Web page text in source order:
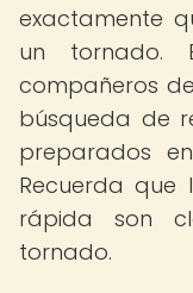
exactamente
un tornado.
compañeros
búsqueda de
preparados
Recuerda
rápida son
tornado.